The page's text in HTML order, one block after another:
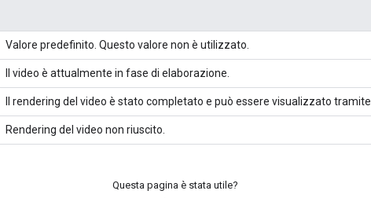
Valore predefinito. Questo valore non è utilizzato.
Il video è attualmente in fase di elaborazione.
Il rendering del video è stato completato e può essere visualizzato tramite
Rendering del video non riuscito.
Questa pagina è stata utile?